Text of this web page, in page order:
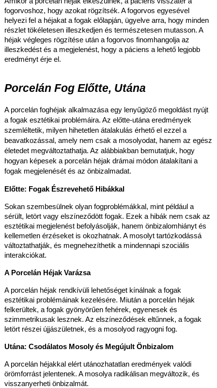
fogorvoshoz, hogy azokat rögzítsék. A fogorvos egyesével
helyezi fel a héjakat a fogak előlapján, ügyelve arra, hogy minden
részlet tökéletesen illeszkedjen és természetesen mutasson. A
héjak végleges rögzítése után a fogorvos finomhangolja az
illeszkedést és a megjelenést, hogy a páciens a lehető legjobb
eredményt érje el.
Porcelán Fog Előtte, Utána
A porcelán foghéjak alkalmazása egy lenyűgöző megoldást nyújt
a fogak esztétikai problémáira. Az előtte-utána eredmények
szemléltetik, milyen hihetetlen átalakulás érhető el ezzel a
beavatkozással, amely nem csak a mosolyodat, hanem az egész
életedet megváltoztathatja. Az alábbiakban bemutatjuk, hogy
hogyan képesek a porcelán héjak drámai módon átalakítani a
fogak megjelenését és az önbizalmadat.
Előtte: Fogak Észrevehető Hibákkal
Sokan szembesülnek olyan fogproblémákkal, mint például a
sérült, letört vagy elszíneződött fogak. Ezek a hibák nem csak az
esztétikai megjelenést befolyásolják, hanem önbizalomhiányt és
kellemetlen érzéseket is okozhatnak. A mosolyt tartózkodássá
változtathatják, és megnehezíthetik a mindennapi szociális
interakciókat.
A Porcelán Héjak Varázsa
A porcelán héjak rendkívüli lehetőséget kínálnak a fogak
esztétikai problémáinak kezelésére. Miután a porcelán héjak
felkerültek, a fogak gyönyörűen fehérek, egyenesek és
szimmetrikusak lesznek. Az elszíneződések eltűnnek, a fogak
letört részei újjászületnek, és a mosolyod ragyogni fog.
Utána: Csodálatos Mosoly és Megújult Önbizalom
A porcelán héjakkal elért utánozhatatlan eredmények valódi
örömforrást jelentenek. A mosolya radikálisan megváltozik, és
visszanyerheti önbizalmát.